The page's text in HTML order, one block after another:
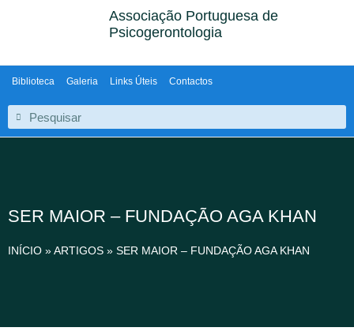
Associação Portuguesa de
Psicogerontologia
Biblioteca Galeria Links Úteis Contactos
SER MAIOR – FUNDAÇÃO AGA KHAN
INÍCIO »ARTIGOS » SER MAIOR – FUNDAÇÃO AGA KHAN